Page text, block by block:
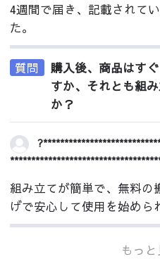
4週間で届き、記載されて
た。
質問
購入後、商品はす
すか、それとも組
か？
組み立てが簡単で、無料の
げで安心して使用を始めら
もっと